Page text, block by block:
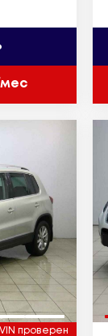
мес
проверен